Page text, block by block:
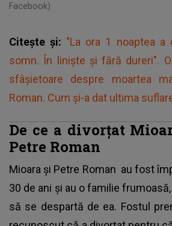
Facebook)
Citește și: "La ora 1 noaptea a
somn. În liniște și fără dureri".
sfâșietoare despre moartea
Roman. Cum și-a dat ultima
De ce a divorțat
Petre Roman
Mioara și Petre Roman au fost
30 de ani și au o familie
să se despartă de ea. Fostul